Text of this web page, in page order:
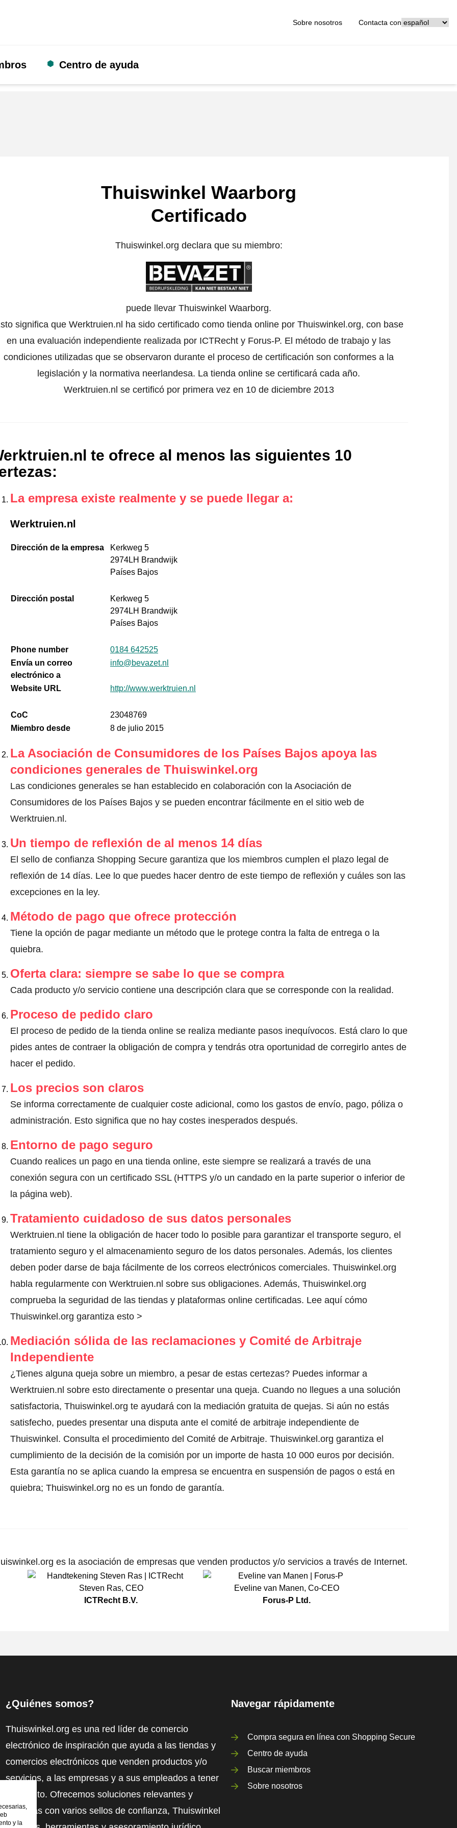
Sobre nosotros Contacta con
Centro de ayuda
Thuiswinkel Waarborg
Certificado
Thuiswinkel.org declara que su miembro:
puede llevar Thuiswinkel Waarborg.
significa que Werktruien.nl ha sido certificado como tienda online por Thuiswinkel.org, con base
en una evaluación independiente realizada por ICTRecht y Forus-P. El método de trabajo y las
condiciones utilizadas que se observaron durante el proceso de certificación son conformes a la
legislación y la normativa neerlandesa. La tienda online se certificará cada año.
Werktruien.nl se certificó por primera vez en 10 de diciembre 2013
te ofrece al menos las siguientes 10
:
La empresa existe realmente y se puede llegar a:
Werktruien.nl
Dirección de la empresa
Kerkweg 5
2974LH Brandwijk
Países Bajos
Dirección postal
Kerkweg 5
2974LH Brandwijk
Países Bajos
Phone number
0184 642525
Envía un correo
electrónico a
info@bevazet.nl
Website URL http://www.werktruien.nl
CoC
23048769
Miembro desde
8 de julio 2015
La Asociación de Consumidores de los Países Bajos apoya las
condiciones generales de Thuiswinkel.org
Las condiciones generales se han establecido en colaboración con la Asociación de
Consumidores de los Países Bajos y se pueden encontrar fácilmente en el sitio web de
Werktruien.nl.
Un tiempo de reflexión de al menos 14 días
El sello de confianza Shopping Secure garantiza que los miembros cumplen el plazo legal de
reflexión de 14 días. Lee lo que puedes hacer dentro de este tiempo de reflexión y cuáles son las
excepciones en la ley.
Método de pago que ofrece protección
Tiene la opción de pagar mediante un método que le protege contra la falta de entrega o la
quiebra.
Oferta clara: siempre se sabe lo que se compra
Cada producto y/o servicio contiene una descripción clara que se corresponde con la realidad.
Proceso de pedido claro
El proceso de pedido de la tienda online se realiza mediante pasos inequívocos. Está claro lo que
pides antes de contraer la obligación de compra y tendrás otra oportunidad de corregirlo antes de
hacer el pedido.
Los precios son claros
Se informa correctamente de cualquier coste adicional, como los gastos de envío, pago, póliza o
administración. Esto significa que no hay costes inesperados después.
Entorno de pago seguro
Cuando realices un pago en una tienda online, este siempre se realizará a través de una
conexión segura con un certificado SSL (HTTPS y/o un candado en la parte superior o inferior de
la página web).
Tratamiento cuidadoso de sus datos personales
Werktruien.nl tiene la obligación de hacer todo lo posible para garantizar el transporte seguro, el
tratamiento seguro y el almacenamiento seguro de los datos personales. Además, los clientes
deben poder darse de baja fácilmente de los correos electrónicos comerciales. Thuiswinkel.org
habla regularmente con Werktruien.nl sobre sus obligaciones. Además, Thuiswinkel.org
comprueba la seguridad de las tiendas y plataformas online certificadas. Lee aquí cómo
Thuiswinkel.org garantiza esto >
Mediación sólida de las reclamaciones y Comité de Arbitraje
Independiente
¿Tienes alguna queja sobre un miembro, a pesar de estas certezas? Puedes informar a
Werktruien.nl sobre esto directamente o presentar una queja. Cuando no llegues a una solución
satisfactoria, Thuiswinkel.org te ayudará con la mediación gratuita de quejas. Si aún no estás
satisfecho, puedes presentar una disputa ante el comité de arbitraje independiente de
Thuiswinkel. Consulta el procedimiento del Comité de Arbitraje. Thuiswinkel.org garantiza el
cumplimiento de la decisión de la comisión por un importe de hasta 10 000 euros por decisión.
Esta garantía no se aplica cuando la empresa se encuentra en suspensión de pagos o está en
quiebra; Thuiswinkel.org no es un fondo de garantía.
es la asociación de empresas que venden productos y/o servicios a través de Internet.
Steven Ras, CEO
ICTRecht B.V.
Eveline van Manen, Co-CEO
Forus-P Ltd.
¿Quiénes somos?
Thuiswinkel.org es una red líder de comercio
electrónico de inspiración que ayuda a las tiendas y
comercios electrónicos que venden productos y/o
servicios, a las empresas y a sus empleados a tener
más éxito. Ofrecemos soluciones relevantes y
prácticas con varios sellos de confianza, Thuiswinkel
Navegar rápidamente
Compra segura en línea con Shopping Secure
Centro de ayuda
Buscar miembros
Sobre nosotros
y la